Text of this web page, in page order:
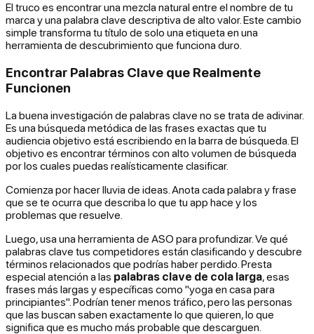
El truco es encontrar una mezcla natural entre el nombre de tu
marca y una palabra clave descriptiva de alto valor. Este cambio
simple transforma tu título de solo una etiqueta en una
herramienta de descubrimiento que funciona duro.
Encontrar Palabras Clave que Realmente
Funcionen
La buena investigación de palabras clave no se trata de adivinar.
Es una búsqueda metódica de las frases exactas que tu
audiencia objetivo está escribiendo en la barra de búsqueda. El
objetivo es encontrar términos con alto volumen de búsqueda
por los cuales puedas realísticamente clasificar.
Comienza por hacer lluvia de ideas. Anota cada palabra y frase
que se te ocurra que describa lo que tu app hace y los
problemas que resuelve.
Luego, usa una herramienta de ASO para profundizar. Ve qué
palabras clave tus competidores están clasificando y descubre
términos relacionados que podrías haber perdido. Presta
especial atención a las palabras clave de cola larga , esas
frases más largas y específicas como "yoga en casa para
principiantes". Podrían tener menos tráfico, pero las personas
que las buscan saben exactamente lo que quieren, lo que
significa que es mucho más probable que descarguen.